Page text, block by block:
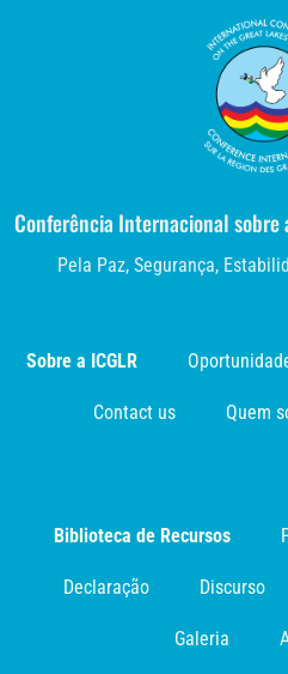
Conferência Internacional sobre
Pela Paz, Segurança,
Sobre a ICGLR
Contact us Quem
Biblioteca de Recursos
Declaração Discurso
Galeria